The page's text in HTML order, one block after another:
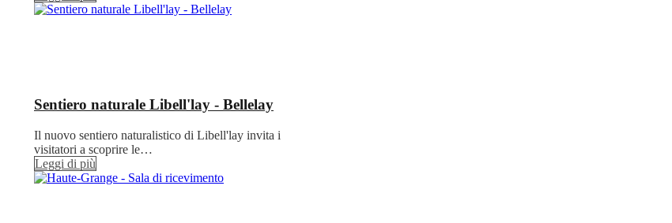
Sentiero naturale Libell'lay - Bellelay
Il nuovo sentiero naturalistico di Libell'lay invita i
visitatori a scoprire le…
Leggi di più